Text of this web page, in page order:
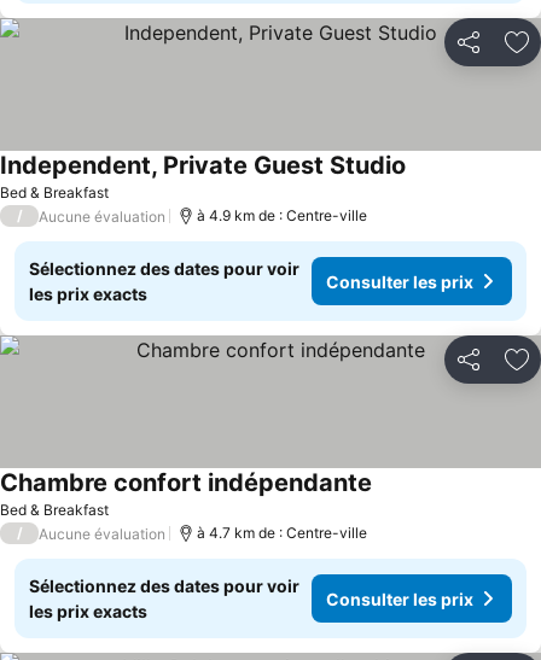
Partager
Bed & Breakfast
Independent, Private Guest Studio
/ Aucune évaluation à 4.9 km de : Centre-ville
Sélectionnez des dates pour voir
les prix exacts
Consulter les prix
Partager
Bed & Breakfast
Chambre confort indépendante
/ Aucune évaluation à 4.7 km de : Centre-ville
Sélectionnez des dates pour voir
les prix exacts
Consulter les prix